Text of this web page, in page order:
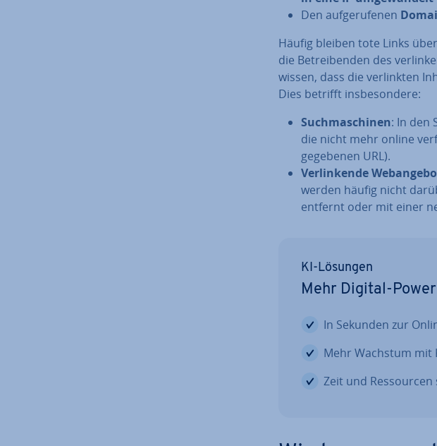
Den auf­ge­ru­fe­nen
Häufig bleiben tote Links
die Be­trei­ben­den des
wissen, dass die ver­link­ten
Dies betrifft ins­be­son­de­re:
Such­ma­schi­nen: In den
die nicht mehr online
ge­ge­be­nen URL).
Ver­lin­ken­de
werden häufig nicht
entfernt oder mit einer
KI-Lösungen
Mehr Digital-
In Sekunden zur
Mehr Wachstum mit
Zeit und Res­sour­cen